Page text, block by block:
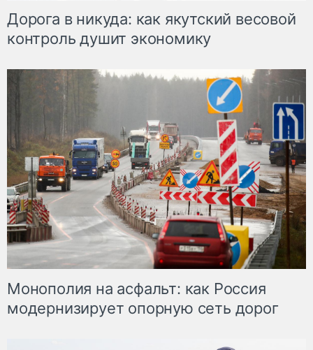
Дорога в никуда: как якутский весовой
контроль душит экономику
Монополия на асфальт: как Россия
модернизирует опорную сеть дорог